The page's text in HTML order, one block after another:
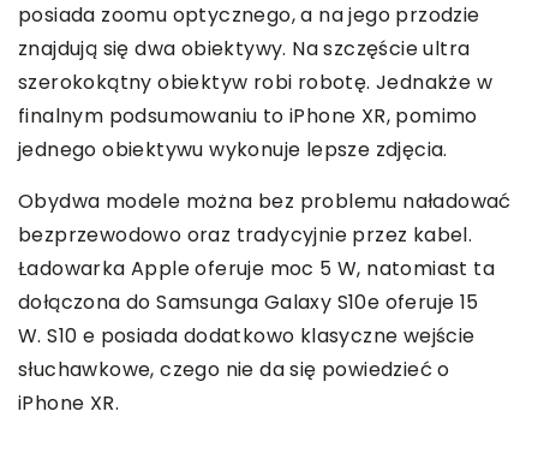
posiada zoomu optycznego, a na jego przodzie
znajdują się dwa obiektywy. Na szczęście ultra
szerokokątny obiektyw robi robotę. Jednakże w
finalnym podsumowaniu to iPhone XR, pomimo
jednego obiektywu wykonuje lepsze zdjęcia.
Obydwa modele można bez problemu naładować
bezprzewodowo oraz tradycyjnie przez kabel.
Ładowarka Apple oferuje moc 5 W, natomiast ta
dołączona do Samsunga Galaxy S10e oferuje 15
W.S10 e posiada dodatkowo klasyczne wejście
słuchawkowe, czego nie da się powiedzieć o
iPhone XR.